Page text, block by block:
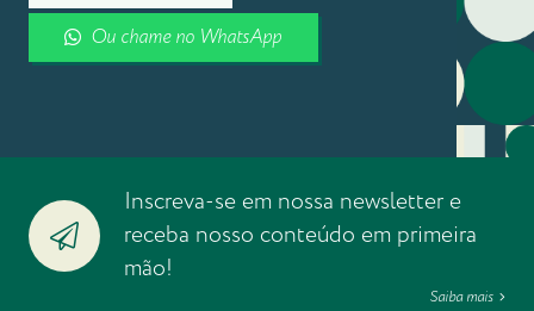
Ou chame no WhatsApp
Inscreva-se em nossa newsletter e
receba nosso conteúdo em primeira
mão!
Saiba mais